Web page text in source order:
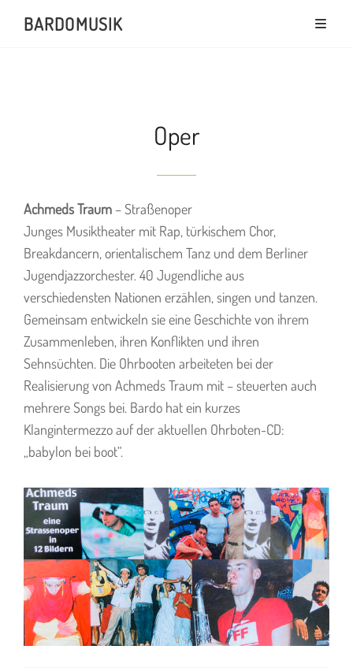
BARDOMUSIK
Oper
Achmeds Traum – Straßenoper
Junges Musiktheater mit Rap, türkischem Chor,
Breakdancern, orientalischem Tanz und dem Berliner
Jugendjazzorchester. 40 Jugendliche aus
verschiedensten Nationen erzählen, singen und tanzen.
Gemeinsam entwickeln sie eine Geschichte von ihrem
Zusammenleben, ihren Konflikten und ihren
Sehnsüchten. Die Ohrbooten arbeiteten bei der
Realisierung von Achmeds Traum mit – steuerten auch
mehrere Songs bei. Bardo hat ein kurzes
Klangintermezzo auf der aktuellen Ohrboten-CD:
„babylon bei boot“.